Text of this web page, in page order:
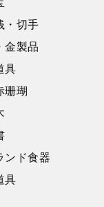
・切手
金製品
具
珊瑚
ンド食器
具